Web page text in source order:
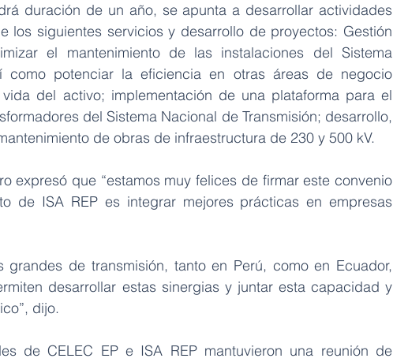
duración de un año, se apunta a desarrollar actividades
los siguientes servicios y desarrollo de proyectos: Gestión
el mantenimiento de las instalaciones del Sistema
como potenciar la eficiencia en otras áreas de negocio
del activo; implementación de una plataforma para el
del Sistema Nacional de Transmisión; desarrollo,
de obras de infraestructura de 230 y 500 kV.
expresó que “estamos muy felices de firmar este convenio
de ISA REP es integrar mejores prácticas en empresas
grandes de transmisión, tanto en Perú, como en Ecuador,
desarrollar estas sinergias y juntar esta capacidad y
dijo.
de CELEC EP e ISA REP mantuvieron una reunión de